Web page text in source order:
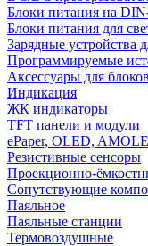
Блоки питания на
Блоки питания для
Зарядные устройства
Программируемые
Аксессуары для
Индикация
ЖК индикаторы
TFT панели и модули
ePaper, OLED,
Резистивные сенсоры
Проекционно-
Сопутствующие
Паяльное
Паяльные станции
Термовоздушные